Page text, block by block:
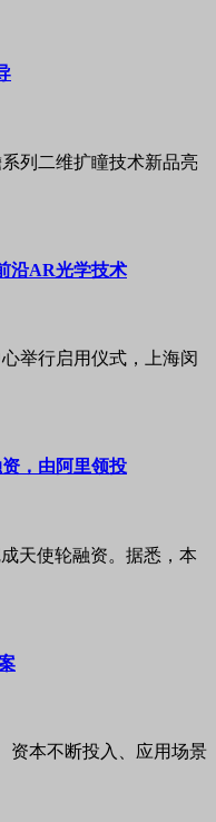
列二维扩瞳技术新品亮
沿AR光学技术
举行启用仪式，上海闵
，由阿里领投
天使轮融资。据悉，本
资本不断投入、应用场景